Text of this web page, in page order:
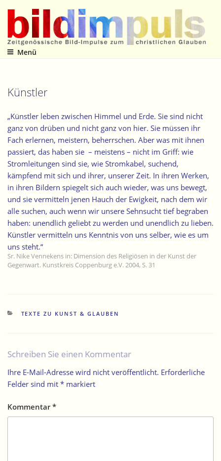
Inhalt
springen
Zeitgenössische Bild-Impulse zum christlichen Glauben
Menü
Künstler
„Künstler leben zwischen Himmel und Erde. Sie sind nicht
ganz von drüben und nicht ganz von hier. Sie müssen ihr
Fach erlernen, meistern, beherrschen. Aber was mit ihnen
passiert, das haben sie – meistens – nicht im Griff: wie
Stromleitungen sind sie, wie Stromkabel, suchend,
kämpfend mit sich und ihrer, unserer Zeit. In ihren Werken,
in ihren Bildern spiegelt sich auch wieder, was uns bewegt,
und sie vermitteln jenen Hauch der Ewigkeit, nach dem wir
alle suchen, auch wenn wir unsere Sehnsucht tief begraben
haben: unendlich geliebt zu werden und unendlich zu lieben.
Künstler vermitteln uns Kenntnis von uns selber, wie es um
uns steht.“
Sr. Nike Vennekens in: Dimension des Religiösen in der Kunst der
Gegenwart. Kunstkreis Coppenburg e.V. 2004, S. 31
KATEGORIEN
TEXTE ZU KUNST & GLAUBEN
Schreiben Sie einen Kommentar
Ihre E-Mail-Adresse wird nicht veröffentlicht. Erforderliche
Felder sind mit * markiert
Kommentar*